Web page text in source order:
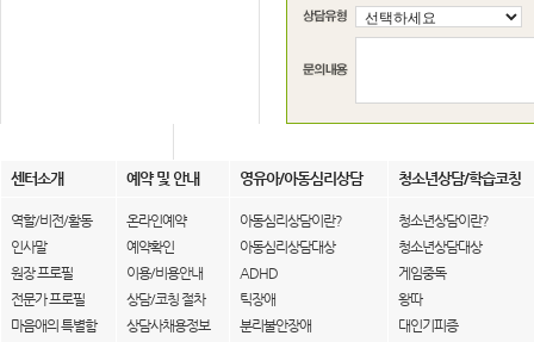
센터소개 예약 및 안내 영유아/아동심리상담 청소년상담/학습코칭
역할/비전/활동
인사말
원장 프로필
전문가 프로필
마음애의 특별함
온라인예약
예약확인
이용/비용안내
상담/코칭 절차
상담사채용정보
아동심리상담이란?
아동심리상담대상
ADHD
틱장애
분리불안장애
청소년상담이란?
청소년상담대상
게임중독
왕따
대인기피증